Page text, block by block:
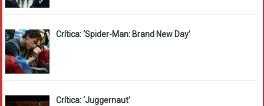
Crítica: ‘Spider-Man: Brand New Day’
Crítica: ‘Juggernaut’